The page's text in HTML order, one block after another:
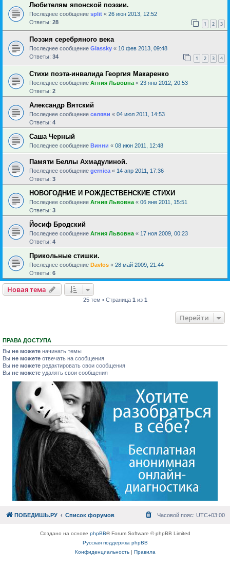
Любителям японской поэзии.
Последнее сообщение sрlit « 26 июн 2013, 12:52
Ответы: 28 1 2 3
Поэзия серебряного века
Последнее сообщение Glassky « 10 фев 2013, 09:48
Ответы: 34 1 2 3 4
Стихи поэта-инвалида Георгия Макаренко
Последнее сообщение Агния Львовна « 23 янв 2012, 20:53
Ответы: 2
Александр Вятский
Последнее сообщение селяви « 04 июл 2011, 14:53
Ответы: 4
Саша Черный
Последнее сообщение Винни « 08 июн 2011, 12:48
Памяти Беллы Ахмадулиной.
Последнее сообщение gernica « 14 апр 2011, 17:36
Ответы: 3
НОВОГОДНИЕ И РОЖДЕСТВЕНСКИЕ СТИХИ
Последнее сообщение Агния Львовна « 06 янв 2011, 15:51
Ответы: 3
Йосиф Бродский
Последнее сообщение Агния Львовна « 17 ноя 2009, 00:23
Ответы: 4
Прикольные стишки.
Последнее сообщение Davlos « 28 май 2009, 21:44
Ответы: 6
Новая тема
25 тем • Страница 1 из 1
Перейти
ПРАВА ДОСТУПА
Вы не можете начинать темы
Вы не можете отвечать на сообщения
Вы не можете редактировать свои сообщения
Вы не можете удалять свои сообщения
ПОБЕДИШЬ.РУ Список форумов Часовой пояс: UTC+03:00
Создано на основе phpBB® Forum Software © phpBB Limited
Русская поддержка phpBB
Конфиденциальность| Правила